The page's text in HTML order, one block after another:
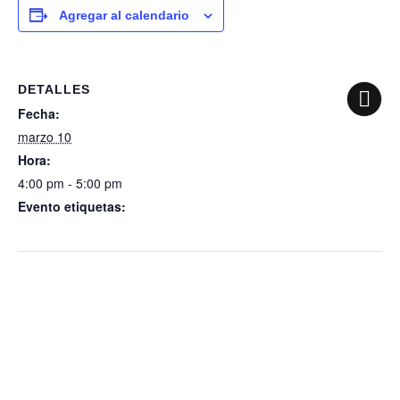
Agregar al calendario
DETALLES
Fecha:
marzo 10
Hora:
4:00 pm - 5:00 pm
Evento etiquetas: